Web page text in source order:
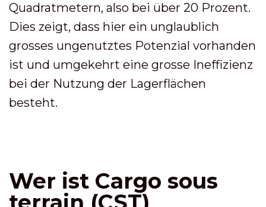
Quadratmetern, also bei über 20 Prozent.
Dies zeigt, dass hier ein unglaublich
grosses ungenutztes Potenzial vorhanden
ist und umgekehrt eine grosse Ineffizienz
bei der Nutzung der Lagerflächen
besteht.
Wer ist Cargo sous